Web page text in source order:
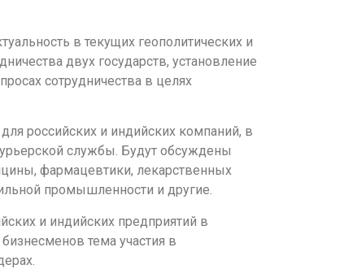
в текущих геополитических и
двух государств, установление
сотрудничества в целях
российских и индийских компаний, в
службы. Будут обсуждены
фармацевтики, лекарственных
промышленности и другие.
и индийских предприятий в
тема участия в